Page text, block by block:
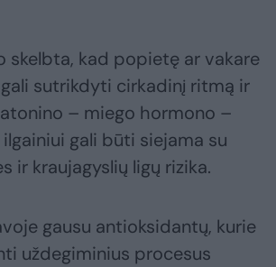
skelbta, kad popietę ar vakare
sutrikdyti cirkadinį ritmą ir
– miego hormono –
gali būti siejama su
ir kraujagyslių ligų rizika.
gausu antioksidantų, kurie
uždegiminius procesus